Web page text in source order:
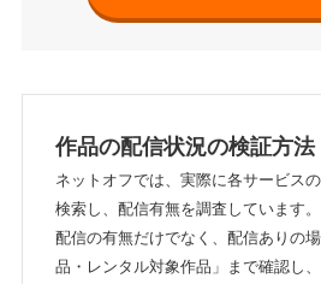
作品の配信状況の検証方法
ネットオフでは、実際に各サービス
検索し、配信有無を調査しています。
配信の有無だけでなく、配信ありの
品・レンタル対象作品」まで確認し